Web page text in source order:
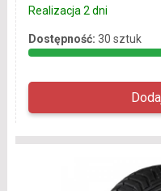
Realizacja 2 dni
Dostępność: 30 sztuk